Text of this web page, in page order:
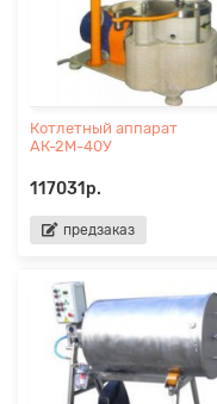
Котлетный аппарат
АК-2М-40У
117031р.
предзаказ